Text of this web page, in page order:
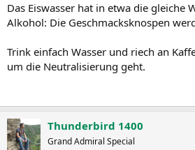
Das Eiswasser hat in etwa die gleiche
Alkohol: Die Geschmacksknospen
Trink einfach Wasser und riech an
um die Neutralisierung geht.
Thunderbird 1400
Grand Admiral Special